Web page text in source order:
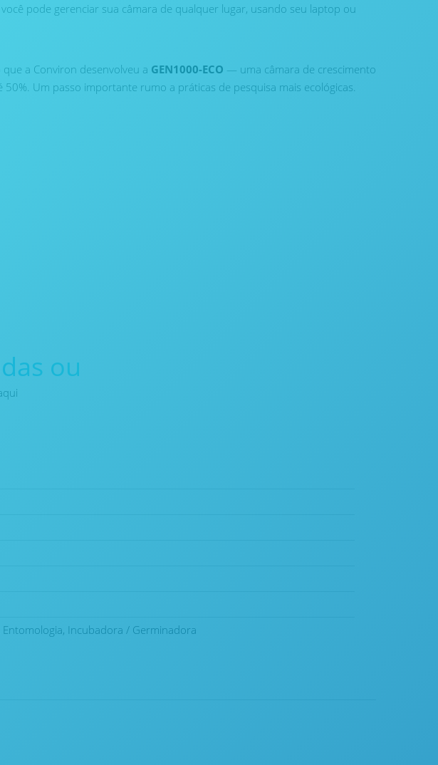
pode gerenciar sua câmara de qualquer lugar, usando seu laptop ou
a Conviron desenvolveu a GEN1000-ECO — uma câmara de crescimento
Um passo importante rumo a práticas de pesquisa mais ecológicas.
ou
Incubadora / Germinadora